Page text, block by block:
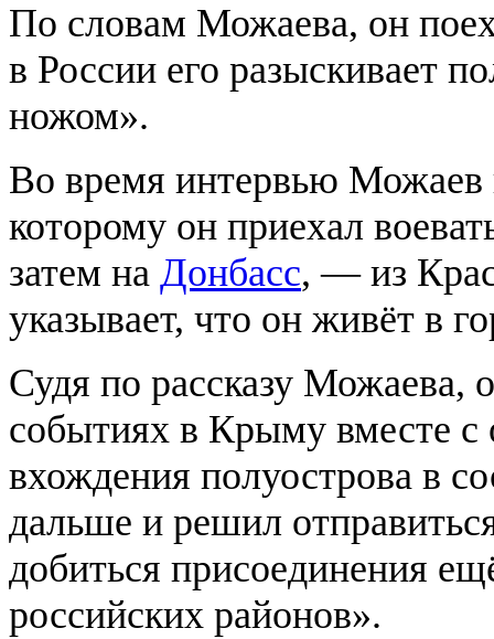
По словам Можаева, он
в России его разыскивает
ножом».
Во время интервью Можаев
которому он приехал
затем на Донбасс, — из
указывает, что он живёт в
Судя по рассказу Можаева,
событиях в Крыму вместе с
вхождения полуострова в
дальше и решил
добиться присоединения
российских районов».